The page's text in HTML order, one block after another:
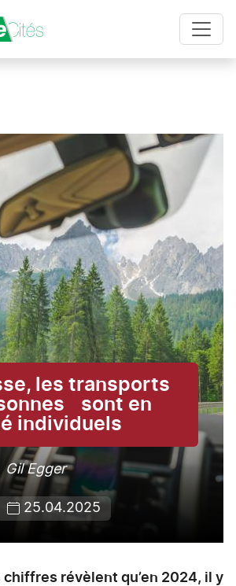
les transports
sont en
individuels
Gil Egger
25.04.2025
chiffres révèlent qu’en 2024, il y